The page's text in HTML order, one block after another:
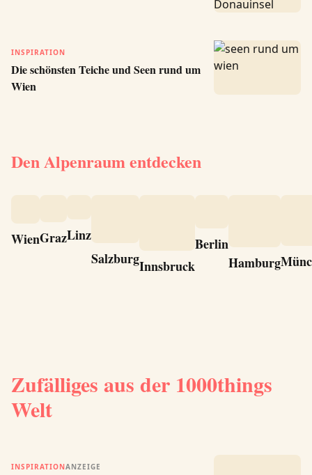
INSPIRATION
Die schönsten Teiche und Seen rund um
Wien
Den Alpenraum entdecken
WienGrazLinz
SalzburgInnsbruck
Berlin
Hamburg
Zufälliges aus der 1000things
Welt
INSPIRATIONANZEIGE